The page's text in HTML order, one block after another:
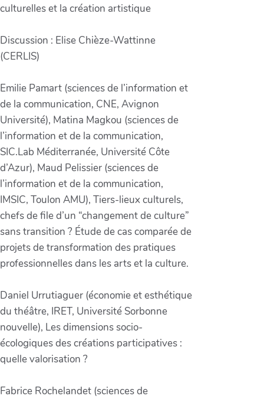
culturelles et la création artistique
Discussion : Elise Chièze-Wattinne
(CERLIS)
Emilie Pamart (sciences de l’information et
de la communication, CNE, Avignon
Université), Matina Magkou (sciences de
l’information et de la communication,
SIC.Lab Méditerranée, Université Côte
d’Azur), Maud Pelissier (sciences de
l’information et de la communication,
IMSIC, Toulon AMU), Tiers-lieux culturels,
chefs de file d’un “changement de culture”
sans transition ? Étude de cas comparée de
projets de transformation des pratiques
professionnelles dans les arts et la culture.
Daniel Urrutiaguer (économie et esthétique
du théâtre, IRET, Université Sorbonne
nouvelle), Les dimensions socio-
écologiques des créations participatives :
quelle valorisation ?
Fabrice Rochelandet (sciences de